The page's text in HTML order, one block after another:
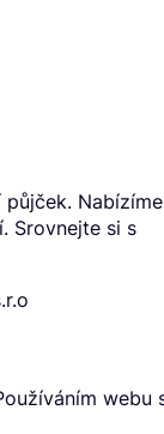
Nabízíme
Srovnejte si s
webu